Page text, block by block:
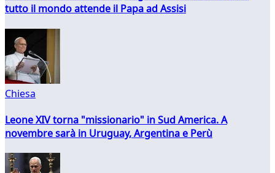
tutto il mondo attende il Papa ad Assisi
Chiesa
Leone XIV torna "missionario" in Sud America. A
novembre sarà in Uruguay, Argentina e Perù